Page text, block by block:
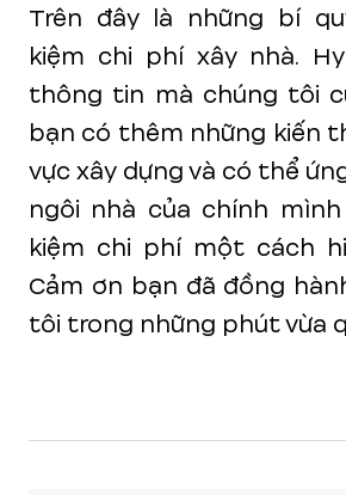
Trên đây là những bí
kiệm chi phí xây nhà.
thông tin mà chúng tôi
bạn có thêm những kiến
vực xây dựng và có thể
ngôi nhà của chính
kiệm chi phí một cách
Cảm ơn bạn đã đồng
tôi trong những phút vừa